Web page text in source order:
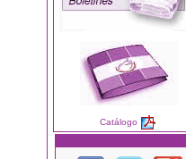
Catálogo